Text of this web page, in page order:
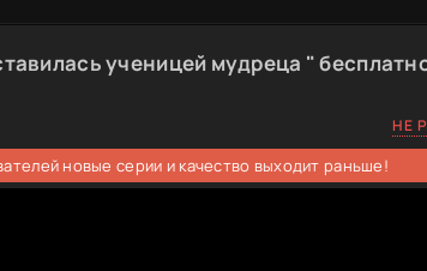
ученицей мудреца "
НЕ
новые серии и качество выходит раньше!